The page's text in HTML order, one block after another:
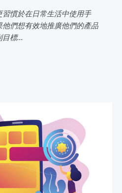
慣於在日常生活中使用手
們想有效地推廣他們的產品
標...